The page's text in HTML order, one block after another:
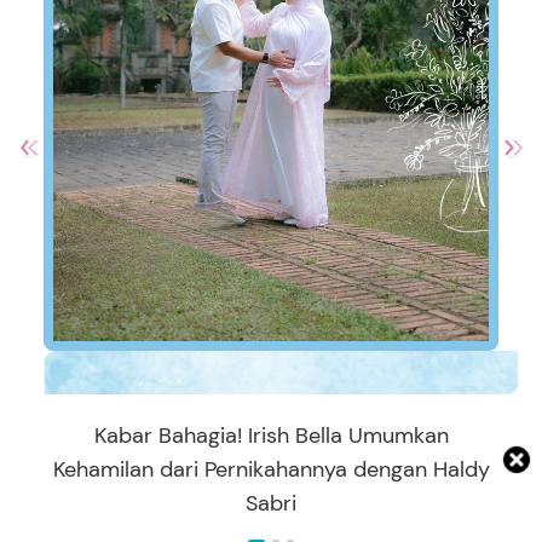
Kabar Bahagia! Irish Bella Umumkan
Kehamilan dari Pernikahannya dengan Haldy
Sabri